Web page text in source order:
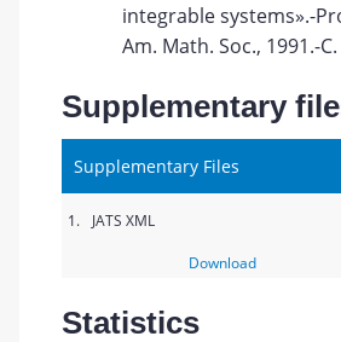
integrable systems».-
Am. Math. Soc., 1991.-
Supplementary
Supplementary Files
1. JATS XML
Download
Statistics